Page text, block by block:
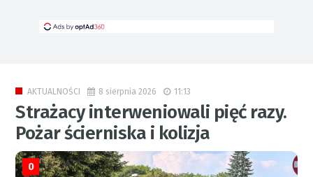
AKTUALNOŚCI 8 sierpnia 2026 11:13
Strażacy interweniowali pięć razy.
Pożar ścierniska i kolizja
0